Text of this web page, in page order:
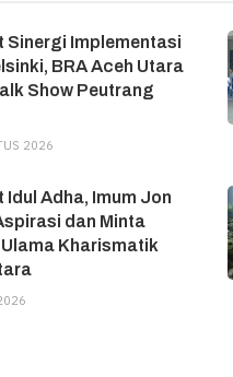
Sinergi Implementasi
BRA Aceh Utara
Show Peutrang
2026
Idul Adha, Imum Jon
dan Minta
Kharismatik